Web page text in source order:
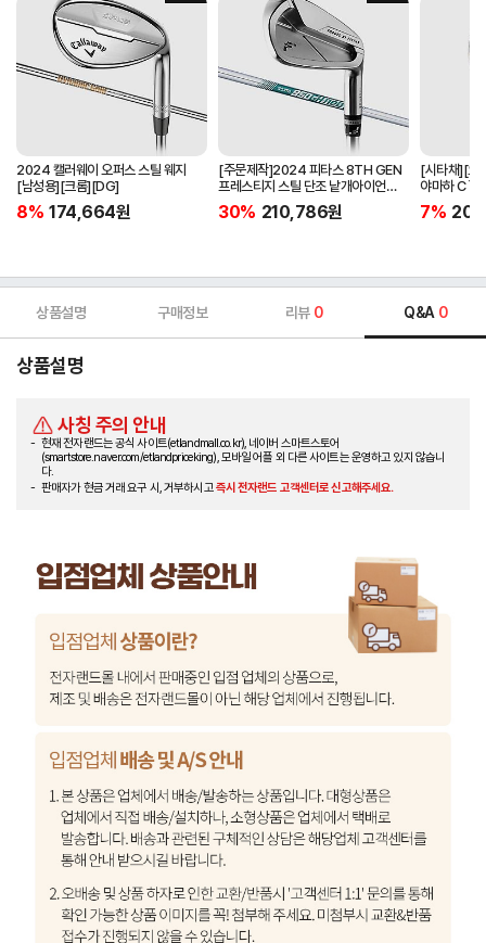
2024 캘러웨이 오퍼스 스틸 웨지
[남성용][크롬][DG]
8% 174,664원
[주문제작]2024 피타스 8TH GEN
프레스티지 스틸 단조 낱개아이언
[남성용][4번][NSPRO950GH
NEO]
30% 210,786원
[시타채][오
야마하 C`s
[여성용][화
ORIGINAL]
7%
상품설명 구매정보 리뷰 0 Q&A 0
상품설명
사칭 주의 안내
현재 전자랜드는 공식 사이트(etlandmall.co.kr), 네이버 스마트스토어
(smartstore.naver.com/etlandpriceking), 모바일 어플 외 다른 사이트는 운영하고 있지 않습니
다.
판매자가 현금 거래 요구 시, 거부하시고즉시 전자랜드 고객센터로 신고해주세요.